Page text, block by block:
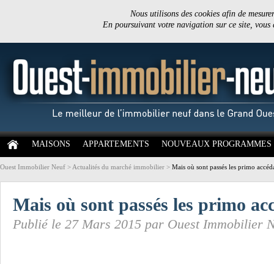
Nous utilisons des cookies afin de
En poursuivant votre navigation sur ce site,
MAISONS APPARTEMENTS NOUVEAUX PROGRAMMES
Ouest Immobilier Neuf > Actualités du marché immobilier > Mais où sont passés les primo
Mais où sont passés les primo
Publié le 27 Mars 2015 par Ouest Immobilier